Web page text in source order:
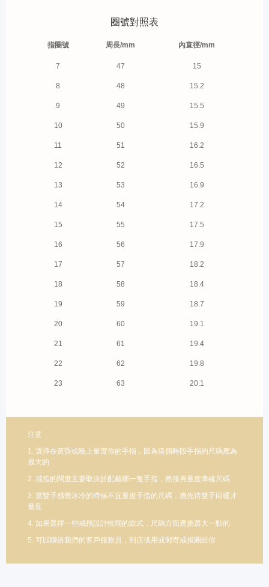
圈號對照表
指圈號 周長/mm 內直徑/mm
7 47 15
8 48 15.2
9 49 15.5
10 50 15.9
11 51 16.2
12 52 16.5
13 53 16.9
14 54 17.2
15 55 17.5
16 56 17.9
17 57 18.2
18 58 18.4
19 59 18.7
20 60 19.1
21 61 19.4
22 62 19.8
23 63 20.1
注意
1. 選擇在黃昏或晚上量度你的手指，因為這個時段手指的尺碼應為
最大的
2. 戒指的闊度主要取決於配戴哪一隻手指，然後再量度準確尺碼
3. 當雙手感覺冰冷的時候不宜量度手指的尺碼，應先待雙手回暖才
量度
4. 如果選擇一些戒指設計較闊的款式，尺碼方面應挑選大一點的
5. 可以聯絡我們的客戶服務員，到店借用或郵寄戒指圈給你